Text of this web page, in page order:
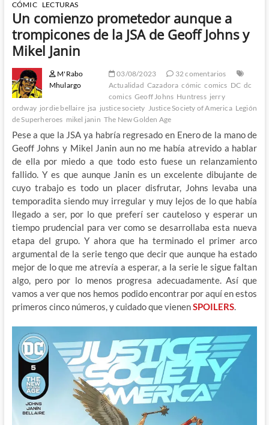
CÓMIC LECTURAS
Un comienzo prometedor aunque a
trompicones de la JSA de Geoff Johns y
Mikel Janin
M'Rabo
Mhulargo
03/08/2023
32 comentarios
Actualidad Cazadora cómic comics DC dc
comics Geoff Johns Huntress jerry
ordway jordie bellaire jsa justice society Justice Society of America Legión
de Superheroes mikel janin The New Golden Age
Pese a que la JSA ya habría regresado en Enero de la mano de
Geoff Johns y Mikel Janin aun no me había atrevido a hablar
de ella por miedo a que todo esto fuese un relanzamiento
fallido. Y es que aunque Janin es un excelente dibujante de
cuyo trabajo es todo un placer disfrutar, Johns levaba una
temporadita siendo muy irregular y muy lejos de lo que había
llegado a ser, por lo que preferí ser cauteloso y esperar un
tiempo prudencial para ver como se desarrollaba esta nueva
etapa del grupo. Y ahora que ha terminado el primer arco
argumental de la serie tengo que decir que aunque ha estado
mejor de lo que me atrevía a esperar, a la serie le sigue faltan
algo, pero por lo menos progresa adecuadamente. Así que
vamos a ver que nos hemos podido encontrar por aquí en estos
primeros cinco números, y cuidado que vienenSPOILERS.